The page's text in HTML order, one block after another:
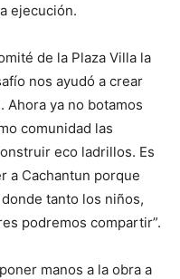
ejecución.
de la Plaza Villa la
nos ayudó a crear
Ahora ya no botamos
comunidad las
eco ladrillos. Es
a Cachantun porque
tanto los niños,
podremos compartir”.
manos a la obra a